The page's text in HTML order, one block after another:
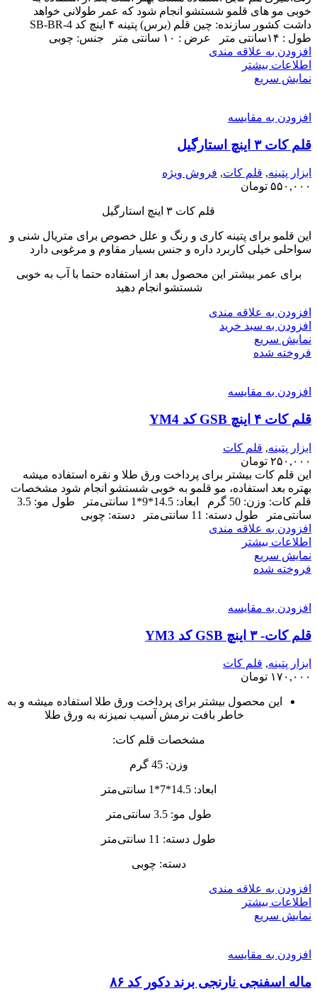
خوبی مو های قلمو شستشو انجام شود که عمر طولانی خواهد
طول : ۱۴سانتی متر عرض : ۱۰ سانتی متر جنس: چوبی
افزودن به علاقه مندی
اطلاعات بیشتر
نمایش سریع
افزودن به مقایسه
قلم کات ۳ اینچ استارگیل
ابزار پتینه, قلم کات, فروش ویژه
۵۵۰,۰۰۰ تومان
قلم کات ۳ اینچ استارگیل
این قلمو برای پتینه کاری و رنگ و علل خصوص برای متریال شنی و
سواحلی خیلی کاربرد داره و جنس بسیار مقاوم و مرغوبی دارد
برای عمر بیشتر این محصول بعد از استفاده حتما با آب به خوبی
شستشو انجام دهید
افزودن به علاقه مندی
افزودن به سبد خرید
نمایش سریع
فروخته شده
افزودن به مقایسه
قلم کات ۴ اینچ GSB کد YM4
ابزار پتینه, قلم کات
۲۵۰,۰۰۰ تومان
این قلم کات بیشتر برای پرداخت ورق طلا و نقره استفاده میشه
بهتره بعد استفاده، مو قلمو به خوبی شستشو انجام شود مشخصات
قلم کات: وزن: 50 گرم ابعاد: 14.5*9*1 سانتی‌متر طول مو: 3.5
سانتی‌متر طول دسته: 11 سانتی‌متر دسته: چوبی
افزودن به علاقه مندی
اطلاعات بیشتر
نمایش سریع
فروخته شده
افزودن به مقایسه
قلم کات- ۳ اینچ GSB کد YM3
ابزار پتینه, قلم کات
۱۷۰,۰۰۰ تومان
این محصول بیشتر برای پرداخت ورق طلا استفاده میشه و به
خاطر بافت نرمش آسیب نمیزنه به ورق طلا
مشخصات قلم کات:
وزن: 45 گرم
ابعاد: 14.5*7*1 سانتی‌متر
طول مو: 3.5 سانتی‌متر
طول دسته: 11 سانتی‌متر
دسته: چوبی
افزودن به علاقه مندی
اطلاعات بیشتر
نمایش سریع
افزودن به مقایسه
ماله اسفنجی نارنجی برند دکور کد ۸۶